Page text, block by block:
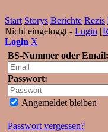
Start Storys Berichte Rezis
Nicht eingeloggt - Login [
Login X
BS-Nummer oder Email:
Passwort:
Angemeldet bleiben
Passwort vergessen?